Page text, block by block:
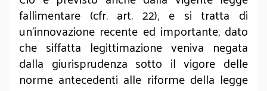
fallimentare (cfr. art. 22), e si tratta di
un’innovazione recente ed importante, dato
che siffatta legittimazione veniva negata
dalla giurisprudenza sotto il vigore delle
norme antecedenti alle riforme della legge